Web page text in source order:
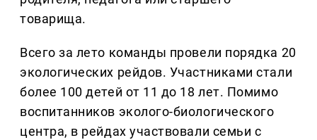
товарища.
Всего за лето команды провели порядка 20
экологических рейдов. Участниками стали
более 100 детей от 11 до 18 лет. Помимо
воспитанников эколого-биологического
центра, в рейдах участвовали семьи с